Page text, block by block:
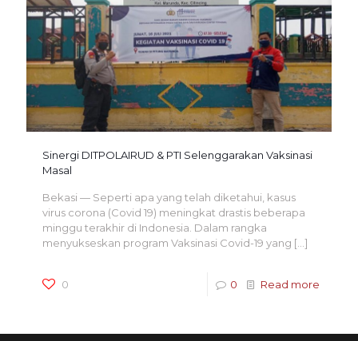
Sinergi DITPOLAIRUD & PTI Selenggarakan Vaksinasi
Masal
Bekasi — Seperti apa yang telah diketahui, kasus
virus corona (Covid 19) meningkat drastis beberapa
minggu terakhir di Indonesia. Dalam rangka
menyukseskan program Vaksinasi Covid-19 yang […]
0 0 Read more